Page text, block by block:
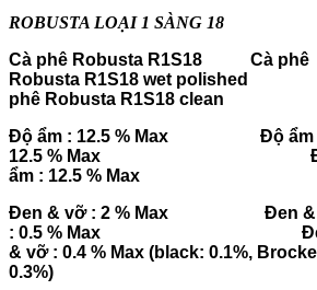
ROBUSTA LOẠI 1 SÀNG 18
Cà phê Robusta R1S18
Cà phê
Robusta R1S18 wet polished
phê Robusta R1S18 clean
Độ ẩm : 12.5 % Max Độ ẩm
12.5 % Max
ẩm : 12.5 % Max
Đen & vỡ : 2 % Max Đen
: 0.5 % Max
& vỡ : 0.4 % Max (black: 0.1%,
0.3%)